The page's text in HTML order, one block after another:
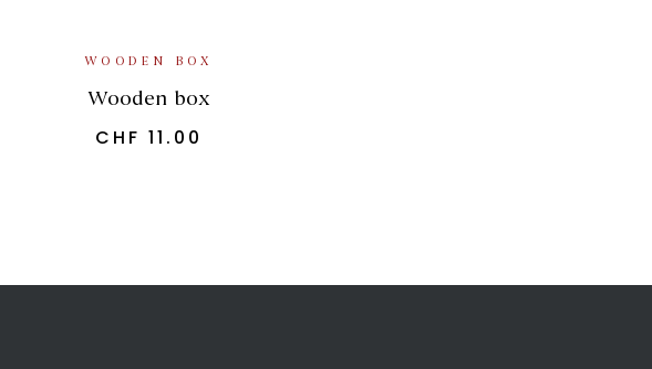
ADD TO BASKET
WOODEN BOX
Wooden box
CHF 11.00